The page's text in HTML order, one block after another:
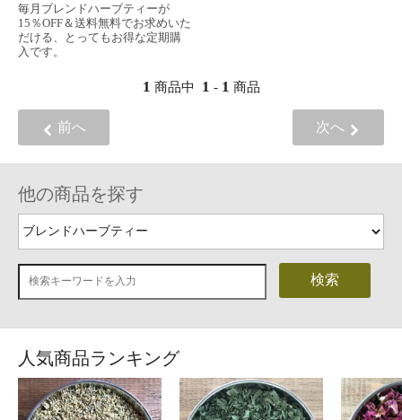
毎月ブレンドハーブティーが
15％OFF＆送料無料でお求めいた
だける、とってもお得な定期購
入です。
1 商品中 1 -1 商品
前へ 次へ
他の商品を探す
検索
人気商品ランキング